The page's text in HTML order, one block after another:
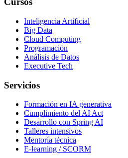
Inteligencia Artificial
Big Data
Cloud Computing
Programación
Análisis de Datos
Executive Tech
Servicios
Formación en IA generativa
Cumplimiento del AI Act
Desarrollo con Spring AI
Talleres intensivos
Mentoría técnica
E-learning / SCORM